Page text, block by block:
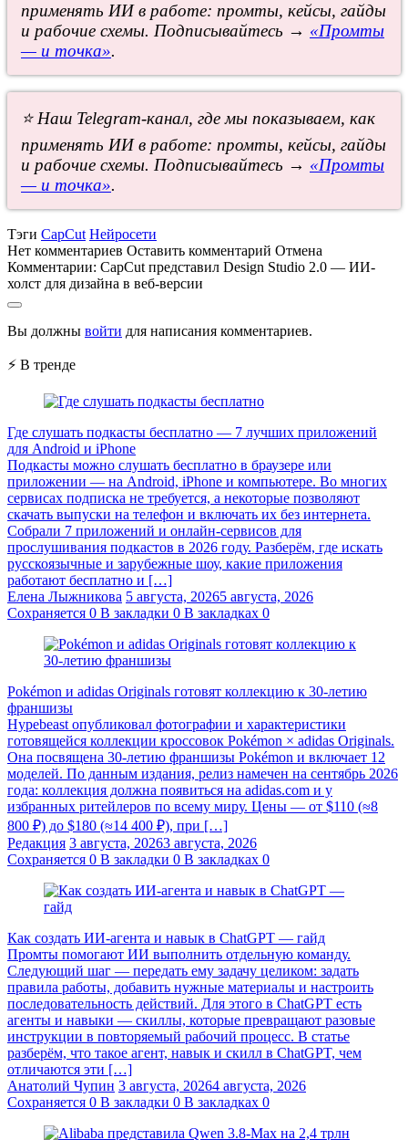
применять ИИ в работе: промты, кейсы, гайды
и рабочие схемы. Подписывайтесь → «Промты
— и точка».
⭐ Наш Telegram-канал, где мы показываем, как
применять ИИ в работе: промты, кейсы, гайды
и рабочие схемы. Подписывайтесь → «Промты
— и точка».
Тэги CapCut Нейросети
Нет комментариев Оставить комментарий Отмена
Комментарии: CapCut представил Design Studio 2.0 — ИИ-
холст для дизайна в веб-версии
Вы должны войти для написания комментариев.
⚡ В тренде
Где слушать подкасты бесплатно — 7 лучших приложений
для Android и iPhone
Подкасты можно слушать бесплатно в браузере или
приложении — на Android, iPhone и компьютере. Во многих
сервисах подписка не требуется, а некоторые позволяют
скачать выпуски на телефон и включать их без интернета.
Собрали 7 приложений и онлайн-сервисов для
прослушивания подкастов в 2026 году. Разберём, где искать
русскоязычные и зарубежные шоу, какие приложения
работают бесплатно и […]
Елена Лыжникова 5 августа, 20265 августа, 2026
Сохраняется 0 В закладки 0 В закладках 0
Pokémon и adidas Originals готовят коллекцию к 30-летию
франшизы
Hypebeast опубликовал фотографии и характеристики
готовящейся коллекции кроссовок Pokémon × adidas Originals.
Она посвящена 30-летию франшизы Pokémon и включает 12
моделей. По данным издания, релиз намечен на сентябрь 2026
года: коллекция должна появиться на adidas.com и у
избранных ритейлеров по всему миру. Цены — от $110 (≈8
800 ₽) до $180 (≈14 400 ₽), при […]
Редакция 3 августа, 20263 августа, 2026
Сохраняется 0 В закладки 0 В закладках 0
Как создать ИИ-агента и навык в ChatGPT — гайд
Промты помогают ИИ выполнить отдельную команду.
Следующий шаг — передать ему задачу целиком: задать
правила работы, добавить нужные материалы и настроить
последовательность действий. Для этого в ChatGPT есть
агенты и навыки — скиллы, которые превращают разовые
инструкции в повторяемый рабочий процесс. В статье
разберём, что такое агент, навык и скилл в ChatGPT, чем
отличаются эти […]
Анатолий Чупин 3 августа, 20264 августа, 2026
Сохраняется 0 В закладки 0 В закладках 0